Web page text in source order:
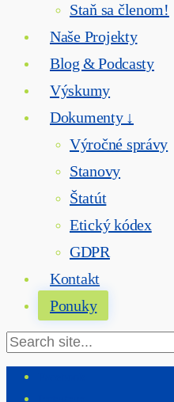
Staň sa členom!
Naše Projekty
Blog & Podcasty
Výskumy
Dokumenty ↓
Výročné správy
Stanovy
Štatút
Etický kódex
GDPR
Kontakt
Ponuky